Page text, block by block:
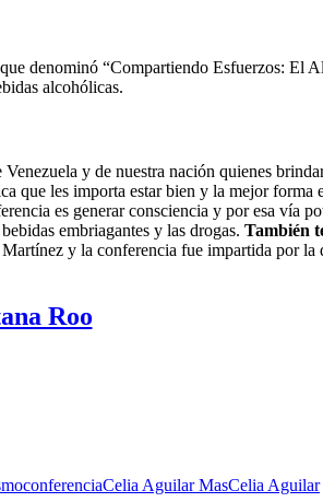
denominó “Compartiendo Esfuerzos: El
alcohólicas.
y de nuestra nación quienes
que les importa estar bien y la mejor forma
es generar consciencia y por esa vía
embriagantes y las drogas. También
y la conferencia fue impartida por
Roo
conferenciaCelia Aguilar MasCelia Aguilar